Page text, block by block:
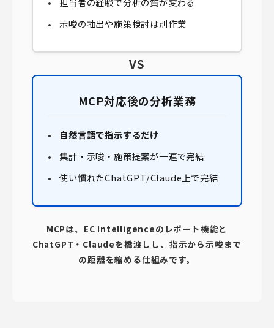
示唆の抽出や施策検討は別作業
VS
MCP対応後の分析業務
自然言語で指示するだけ
集計・示唆・施策提案が一連で完結
使い慣れたChatGPT/Claude上で完結
MCPは、EC Intelligenceのレポート機能と
ChatGPT・Claudeを橋渡しし、指示から示唆まで
の距離を縮める仕組みです。